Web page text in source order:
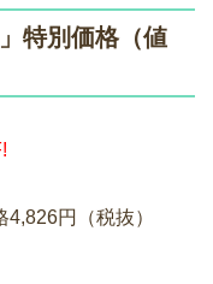
特別価格（値
円（税抜）